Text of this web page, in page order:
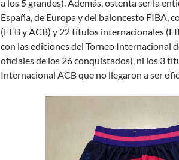
a los 5 grandes). Además, ostenta ser la
España, de Europa y del baloncesto FIBA,
(FEB y ACB) y 22 títulos internacionales
con las ediciones del Torneo Internacional
oficiales de los 26 conquistados), ni los 3
Internacional ACB que no llegaron a ser